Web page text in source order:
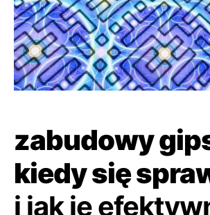
zabudowy
kiedy się
i jak je